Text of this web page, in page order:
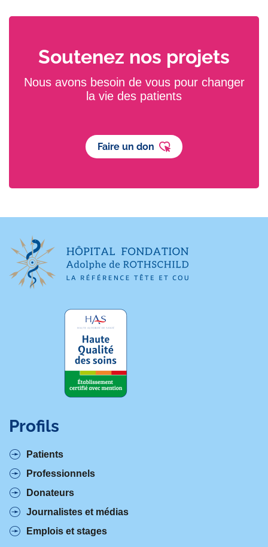
Soutenez nos projets
Nous avons besoin de vous pour changer
la vie des patients
Faire un don
Profils
Patients
Professionnels
Donateurs
Journalistes et médias
Emplois et stages